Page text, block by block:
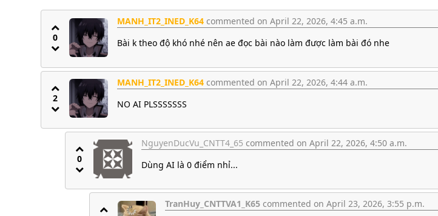
0
MANH_IT2_INED_K64 commented on April 22, 2026, 4:45 a.m.
Bài k theo độ khó nhé nên ae đọc bài nào làm được làm bài đó nhe
2
MANH_IT2_INED_K64 commented on April 22, 2026, 4:44 a.m.
NO AI PLSSSSSSS
0
NguyenDucVu_CNTT4_65 commented on April 22, 2026, 4:50 a.m.
Dùng AI là 0 điểm nhỉ...
TranHuy_CNTTVA1_K65 commented on April 23, 2026, 3:55 p.m.